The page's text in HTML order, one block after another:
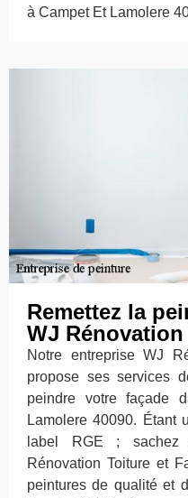
à Campet Et Lamolere
Remettez la
WJ
Notre entreprise WJ
propose ses services
peindre votre façade
Lamolere 40090. Étant
label RGE ; sachez
Rénovation Toiture et
peintures de qualité et